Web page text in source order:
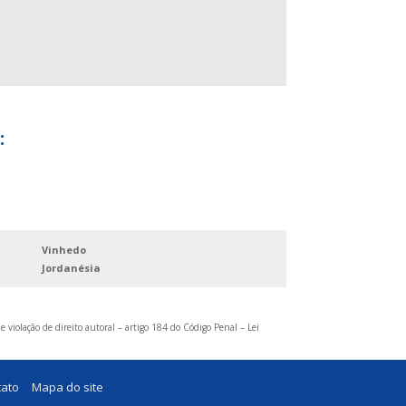
Vinhedo
Jordanésia
de direito autoral – artigo 184 do Código Penal – Lei
Mapa do site